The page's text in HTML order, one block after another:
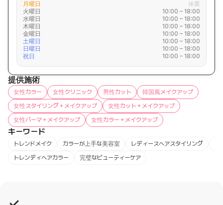
月曜日
休業
火曜日
10:00 – 18:00
水曜日
10:00 – 18:00
木曜日
10:00 – 18:00
金曜日
10:00 – 18:00
土曜日
10:00 – 18:00
日曜日
10:00 – 18:00
祝日
10:00 – 18:00
提供施術
女性カラー 女性クリニック 男性カット
韓国風メイクアップ
女性スタイリング＋メイクアップ
女性カット＋メイクアップ
女性パーマ＋メイクアップ
女性カラー＋メイクアップ
キーワード
トレンドメイク カラーが上手な美容室 レディースヘアスタイリング
トレンディヘアカラー
完璧なビューティーケア